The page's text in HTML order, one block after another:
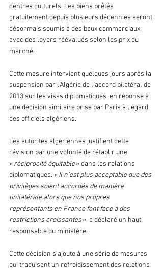
centres culturels. Les biens prêtés
gratuitement depuis plusieurs décennies seront
désormais soumis à des baux commerciaux,
avec des loyers réévalués selon les prix du
marché.
Cette mesure intervient quelques jours après la
suspension par l’Algérie de l’accord bilatéral de
2013 sur les visas diplomatiques, en réponse à
une décision similaire prise par Paris à l’égard
des officiels algériens.
Les autorités algériennes justifient cette
révision par une volonté de rétablir une
« réciprocité équitable » dans les relations
diplomatiques. « Il n’est plus acceptable que des
privilèges soient accordés de manière
unilatérale alors que nos propres
représentants en France font face à des
restrictions croissantes », a déclaré un haut
responsable du ministère.
Cette décision s’ajoute à une série de mesures
qui traduisent un refroidissement des relations